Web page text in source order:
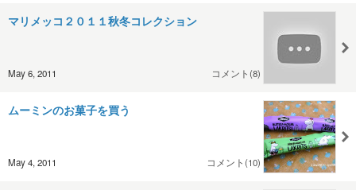
マリメッコ２０１１秋冬コレクション
May 6, 2011 コメント(8)
ムーミンのお菓子を買う
May 4, 2011 コメント(10)